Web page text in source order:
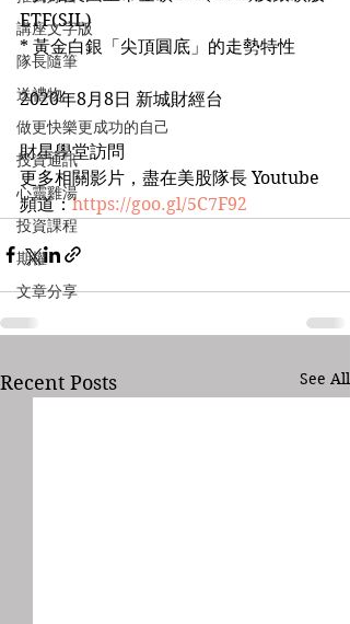
講座文字版
隊長隨筆
送禮物
做更快樂更成功的自己
投資通訊
心靈雞湯
投資課程
期權
文章分享
ETF(SIL)
* 黃金白銀「尖頂圓底」的走勢特性
2020年8月8日 新城財經台
財星學堂訪問
更多相關影片，盡在美股隊長 Youtube
頻道：https://goo.gl/5C7F92
Recent Posts See All